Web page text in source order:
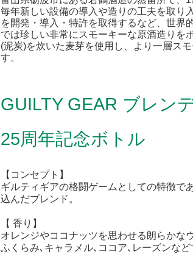
毎年新しい設備の導入や造りの工夫を取り
を開発・導入・特許を取得するなど、世界
では珍しい非常にスモーキーな原酒造りを
(泥炭)を炊いた麦芽を使用し、より一層ス
す。
GUILTY GEAR ブレン
25周年記念ボトル
【コンセプト】
ギルティギアの格闘ゲームとしての特徴で
込んだブレンド。
【 香り】
オレンジやココナッツを思わせる朗らかな
ふくらみ､キャラメル､ココア､レーズンな